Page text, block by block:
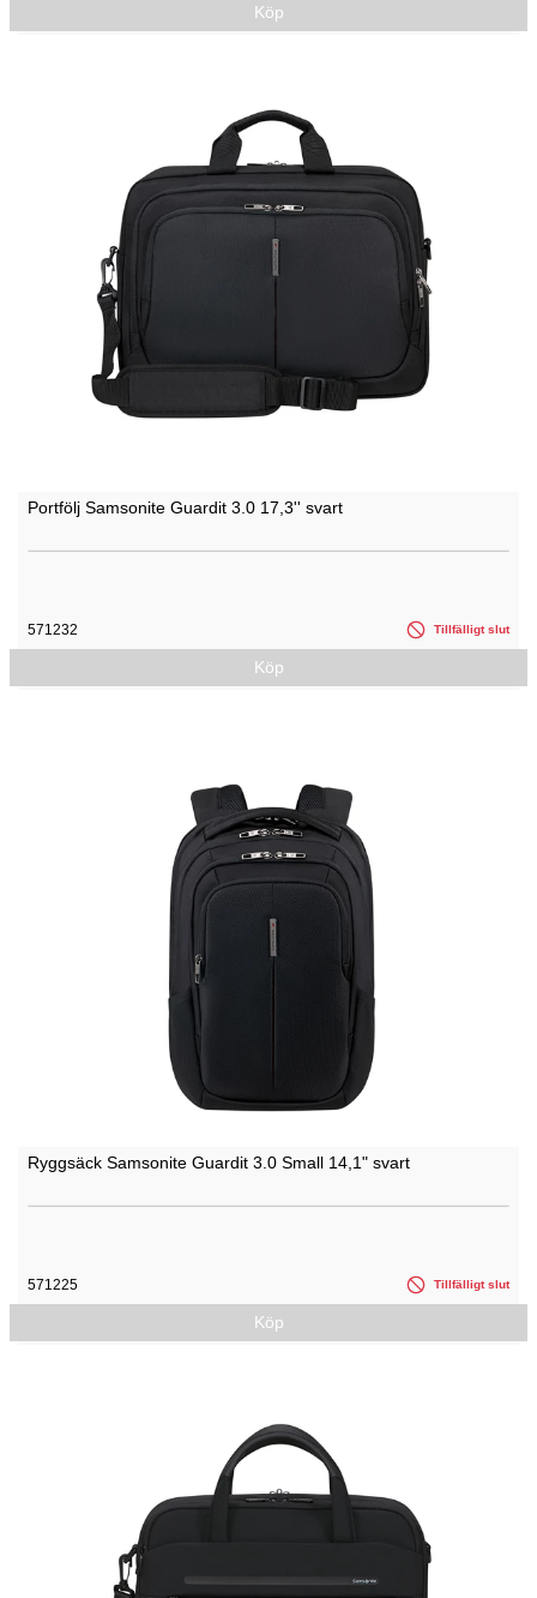
Köp
Portfölj Samsonite Guardit 3.0 17,3'' svart
571232 Tillfälligt slut
Köp
Ryggsäck Samsonite Guardit 3.0 Small 14,1" svart
571225 Tillfälligt slut
Köp